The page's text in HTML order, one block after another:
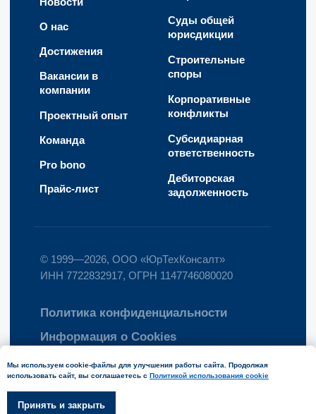
Мы используем cookie-файлы для улучшения работы сайта. Продолжая
использовать сайт, вы соглашаетесь с Политикой использования cookie
Принять и закрыть